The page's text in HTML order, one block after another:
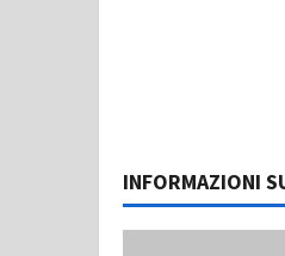
INFORMAZIONI